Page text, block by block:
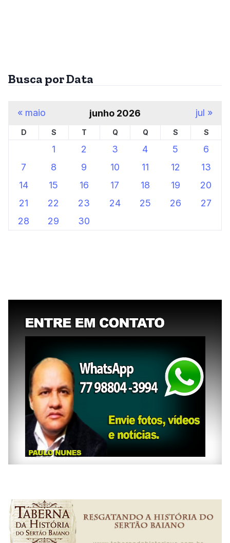
Busca por Data
junho 2026
D S T Q Q S S
1 2 3 4 5
6
7
8 9 10 11 12
13
14
15 16 17 18 19
20
21
22 23 24 25 26
27
28
29 30
« maio jul »